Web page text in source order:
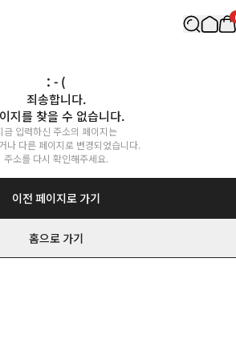
: - (
죄송합니다.
지를 찾을 수 없습니다.
금 입력하신 주소의 페이지는
나 다른 페이지로 변경되었습니다.
주소를 다시 확인해주세요.
이전 페이지로 가기
홈으로 가기